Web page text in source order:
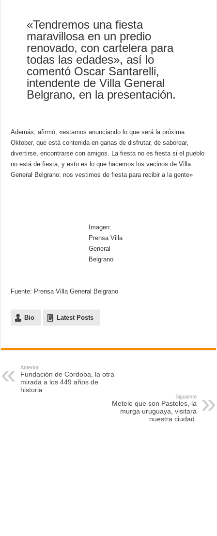
«Tendremos una fiesta
maravillosa en un predio
renovado, con cartelera para
todas las edades», así lo
comentó Oscar Santarelli,
intendente de Villa General
Belgrano, en la presentación.
Además, afirmó, «estamos anunciando lo que será la próxima
Oktober, que está contenida en ganas de disfrutar, de saborear,
divertirse, encontrarse con amigos. La fiesta no es fiesta si el pueblo
no está de fiesta, y esto es lo que hacemos los vecinos de Villa
General Belgrano: nos vestimos de fiesta para recibir a la gente»
Imagen:
Prensa Villa
General
Belgrano
Fuente: Prensa Villa General Belgrano
Bio Latest Posts
Anterior
Fundación de Córdoba, la otra
mirada a los 449 años de
historia
Siguiente
Metele que son Pasteles, la
murga uruguaya, visitara
nuestra ciudad.